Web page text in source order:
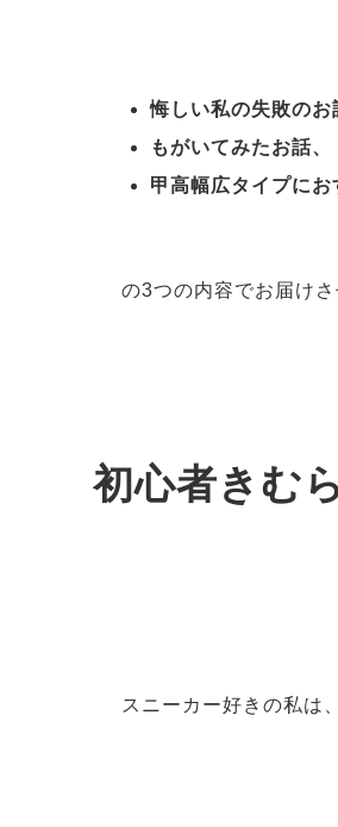
悔しい私の失敗のお
もがいてみたお話、
甲高幅広タイプに
の3つの内容でお届けさ
初心者きむ
スニーカー好きの私は